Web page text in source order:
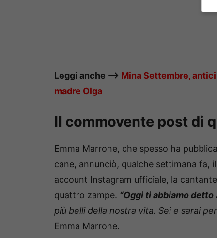
Leggi anche —-> Mina Settembre,
madre Olga
Il commovente post di
Emma Marrone, che spesso ha
cane, annunciò, qualche settimana fa,
account Instagram ufficiale, la
quattro zampe. “Oggi ti abbiamo
più belli della nostra vita. Sei e sarai
Emma Marrone.